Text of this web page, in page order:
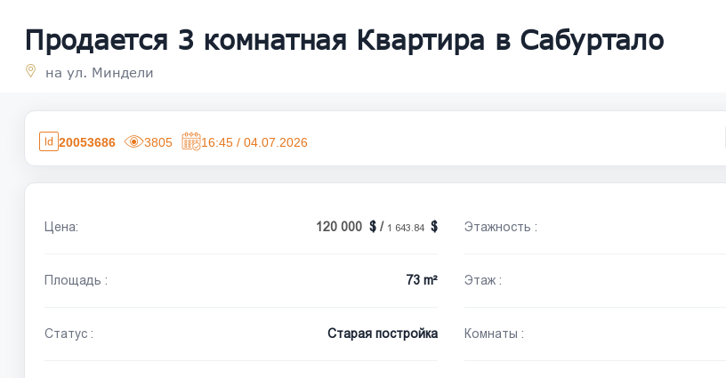
Продается 3 комнатная Квартира в Сабуртало
на ул. Миндели
20053686 3805 16:45 / 04.07.2026
Цена: 120 000 / 1 643.84
Площадь : 73 m²
Статус : Старая постройка
Этажность :
Этаж :
Комнаты :